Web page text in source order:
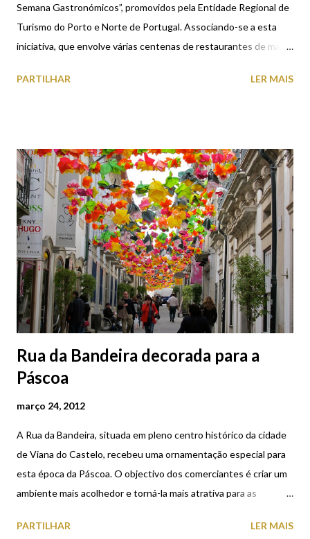
Semana Gastronómicos”, promovidos pela Entidade Regional de
Turismo do Porto e Norte de Portugal. Associando-se a esta
iniciativa, que envolve várias centenas de restaurantes de mais
promove, durante os dias 30, 31 de Março e 01 de Abril de 2012,
fim-de-semana para se deliciar com a gastronomia tradicional do
concelho, servida em 49 restaurantes aderentes e participe nas
várias atividades de animação que estão programadas. Bacalhau
à Gil Eannes : Numa caçoila, leva-se ao lume leite com o
bacalhau, até este ficar encalido. Seguidamente, passa-se por
água fria. Numa assadeira, coloca-se o bacalhau com cebola
cortada, salsa, alho e azeite de forma a cobri-lo. Vai ao forno
acompan...
PARTILHAR LER MAIS
Rua da Bandeira decorada para a
Páscoa
março 24, 2012
A Rua da Bandeira, situada em pleno centro histórico da cidade
de Viana do Castelo, recebeu uma ornamentação especial para
esta época da Páscoa. O objectivo dos comerciantes é criar um
ambiente mais acolhedor e torná-la mais atrativa para as
artéria de Viana do Castelo tomam iniciativas deste género, que
PARTILHAR LER MAIS